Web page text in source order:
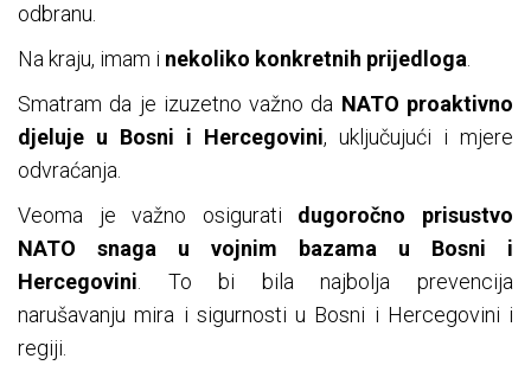
odbranu.
Na kraju, imam i nekoliko konkretnih prijedloga
Smatram da je izuzetno važno da NATO proaktivno
djeluje u Bosni i Hercegovini, uključujući i mjere
odvraćanja.
Veoma je važno osigurati dugoročno prisustvo
NATO snaga u vojnim bazama u Bosni i
Hercegovini . To bi bila najbolja prevencija
narušavanju mira i sigurnosti u Bosni i Hercegovini i
regiji.